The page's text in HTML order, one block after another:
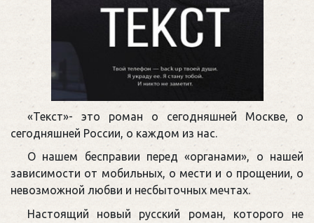
«Текст»- это роман о сегодняшней Москве, о
сегодняшней России, о каждом из нас.
О нашем бесправии перед «органами», о нашей
зависимости от мобильных, о мести и о прощении, о
невозможной любви и несбыточных мечтах.
Настоящий новый русский роман, которого не